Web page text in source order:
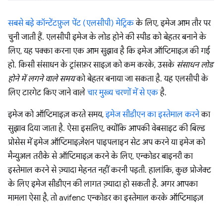
सबसे बड़े कॉन्टेंटफ़ुल पेंट (एलसीपी) मेट्रिकके लिए, इमेज आम तौर पर
चुनी जाती हैं. एलसीपी इमेज के लोड होने की स्पीड को बेहतर बनाने के
लिए, यह पक्का करना एक आम सुझाव है कि इमेज ऑप्टिमाइज़ की गई
हो. किसी संसाधन के ट्रांसफ़र साइज़ को कम करके, उसके संसाधन लोड
होने में लगने वाले समयको बेहतर बनाया जा सकता है. यह एलसीपी के
लिए टारगेट किए जाने वाले चार मुख्य चरणों में से एकहै.
इमेज को ऑप्टिमाइज़ करते समय,इमेज सीडीएन का इस्तेमाल करनेका
सुझाव दिया जाता है. ऐसा इसलिए, क्योंकि आपकी वेबसाइट की बिल्ड
प्रोसेस में इमेज ऑप्टिमाइज़ेशन पाइपलाइन सेट अप करने या इमेज को
मैन्युअल तरीके से ऑप्टिमाइज़ करने के लिए, एन्कोडर बाइनरी का
इस्तेमाल करने से ज़्यादा मेहनत नहीं करनी पड़ती. हालांकि, कुछ प्रोजेक्ट
के लिए इमेज सीडीएन की लागत ज़्यादा हो सकती है. अगर आपका
मामला ऐसा है, तो avifenc एन्कोडर का इस्तेमाल करके ऑप्टिमाइज़